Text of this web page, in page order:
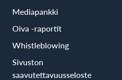
Mediapankki
Oiva -raportit
Whistleblowing
Sivuston
saavutettavuusseloste